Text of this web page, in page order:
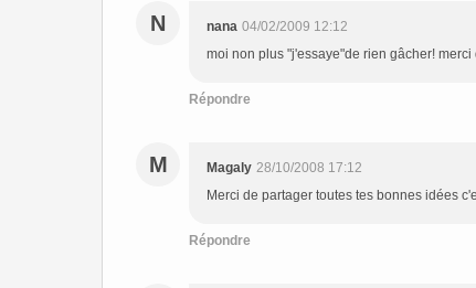
N nana 04/02/2009 12:12
moi non plus "j'essaye"de rien gâcher! merci
Répondre
M Magaly 28/10/2008 17:12
Merci de partager toutes tes bonnes idées
Répondre